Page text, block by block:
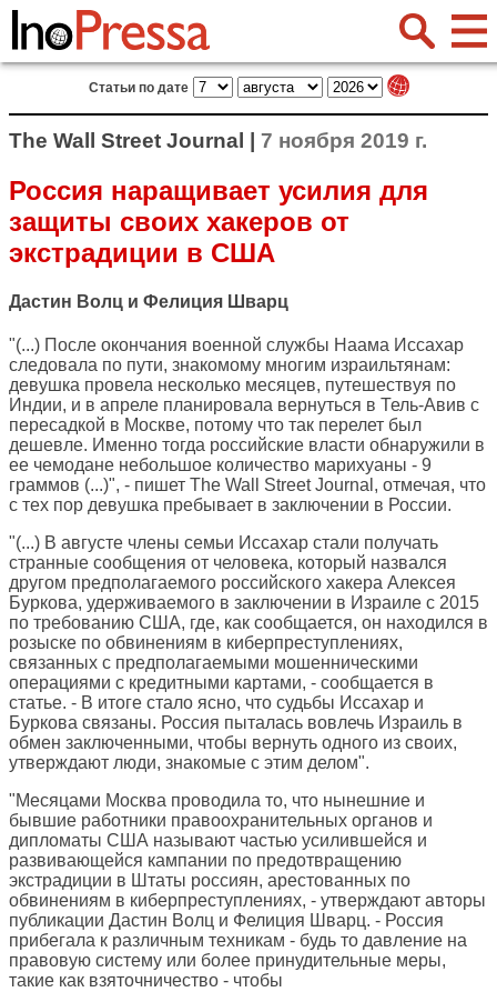
Статьи по дате
The Wall Street Journal | 7 ноября 2019 г.
Россия наращивает усилия для
защиты своих хакеров от
экстрадиции в США
Дастин Волц и Фелиция Шварц
"(...) После окончания военной службы Наама Иссахар
следовала по пути, знакомому многим израильтянам:
девушка провела несколько месяцев, путешествуя по
Индии, и в апреле планировала вернуться в Тель-Авив с
пересадкой в Москве, потому что так перелет был
дешевле. Именно тогда российские власти обнаружили в
ее чемодане небольшое количество марихуаны - 9
граммов (...)", - пишет The Wall Street Journal, отмечая, что
с тех пор девушка пребывает в заключении в России.
"(...) В августе члены семьи Иссахар стали получать
странные сообщения от человека, который назвался
другом предполагаемого российского хакера Алексея
Буркова, удерживаемого в заключении в Израиле с 2015
по требованию США, где, как сообщается, он находился в
розыске по обвинениям в киберпреступлениях,
связанных с предполагаемыми мошенническими
операциями с кредитными картами, - сообщается в
статье. - В итоге стало ясно, что судьбы Иссахар и
Буркова связаны. Россия пыталась вовлечь Израиль в
обмен заключенными, чтобы вернуть одного из своих,
утверждают люди, знакомые с этим делом".
"Месяцами Москва проводила то, что нынешние и
бывшие работники правоохранительных органов и
дипломаты США называют частью усилившейся и
развивающейся кампании по предотвращению
экстрадиции в Штаты россиян, арестованных по
обвинениям в киберпреступлениях, - утверждают авторы
публикации Дастин Волц и Фелиция Шварц. - Россия
прибегала к различным техникам - будь то давление на
правовую систему или более принудительные меры,
такие как взяточничество - чтобы